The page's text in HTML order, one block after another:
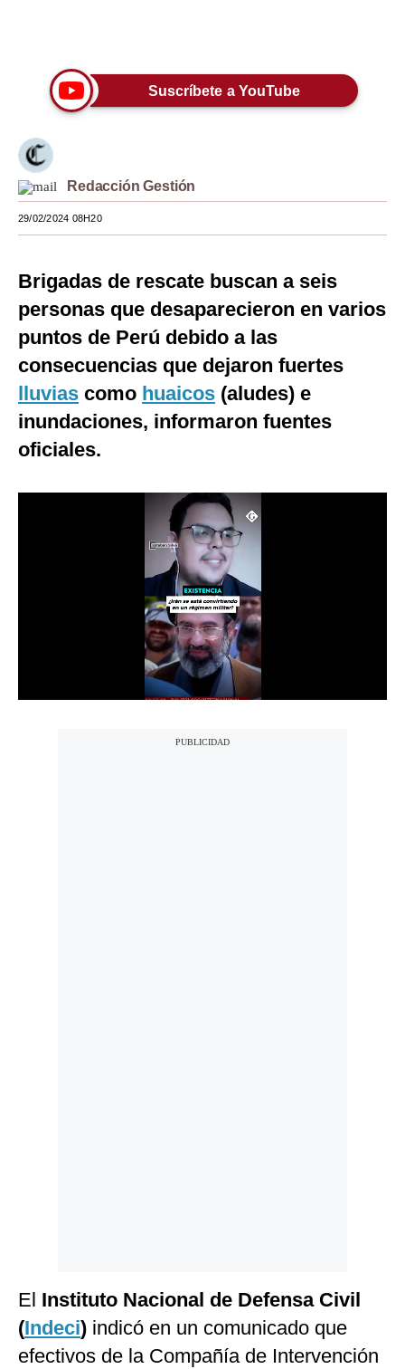
Blogs
Lujo
Viajes
Mundo
EEUU
México
España
Internacional
Gestión TV
Suscríbete a YouTube
Redacción Gestión
29/02/2024 08H20
Brigadas de rescate buscan a seis
personas que desaparecieron en varios
puntos de Perú debido a las
consecuencias que dejaron fuertes
lluvias como huaicos (aludes) e
inundaciones, informaron fuentes
oficiales.
El Instituto Nacional de Defensa Civil
(Indeci) indicó en un comunicado que
efectivos de la Compañía de Intervención